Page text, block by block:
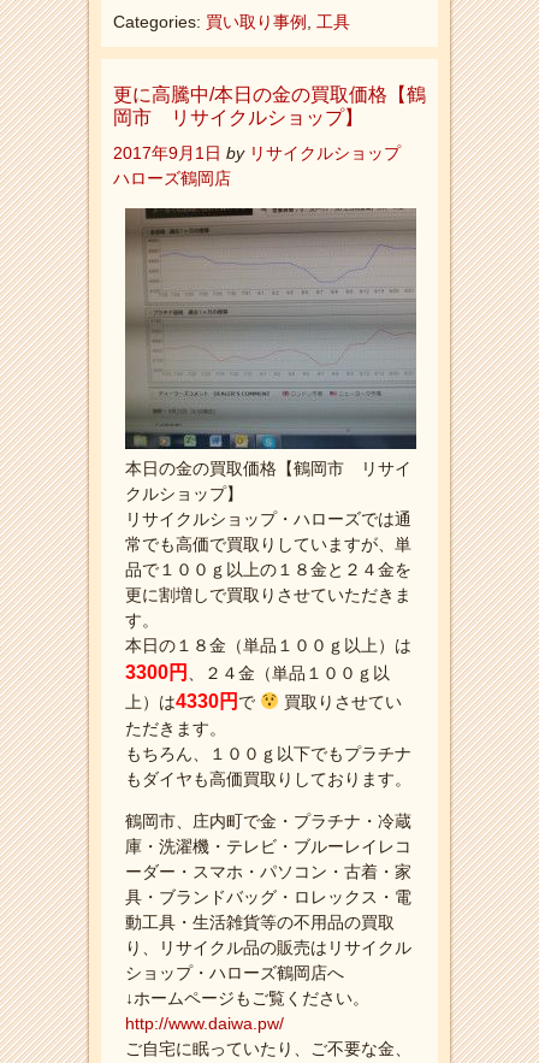
Categories: 買い取り事例 工具
更に高騰中/本日の金の買取価格【鶴
岡市 リサイクルショップ】
2017年9月1日 by リサイクルショップ
ハローズ鶴岡店
本日の金の買取価格【鶴岡市 リサイ
クルショップ】
リサイクルショップ・ハローズでは通
常でも高価で買取りしていますが、単
品で１００ｇ以上の１８金と２４金を
更に割増しで買取りさせていただきま
す。
本日の１８金（単品１００ｇ以上）は
3300円
、２４金（単品１００ｇ以
上）は4330円 で
買取りさせてい
ただきます。
もちろん、１００ｇ以下でもプラチナ
もダイヤも高価買取りしております。
鶴岡市、庄内町で金・プラチナ・冷蔵
庫・洗濯機・テレビ・ブルーレイレコ
ーダー・スマホ・パソコン・古着・家
具・ブランドバッグ・ロレックス・電
動工具・生活雑貨等の不用品の買取
り、リサイクル品の販売はリサイクル
ショップ・ハローズ鶴岡店へ
↓ホームページもご覧ください。
http://www.daiwa.pw/
ご自宅に眠っていたり、ご不要な金、